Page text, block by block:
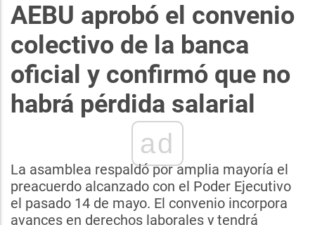
AEBU aprobó el convenio
colectivo de la banca
oficial y confirmó que no
habrá pérdida salarial
ad
La asamblea respaldó por amplia mayoría el
preacuerdo alcanzado con el Poder Ejecutivo
el pasado 14 de mayo. El convenio incorpora
avances en derechos laborales y tendrá